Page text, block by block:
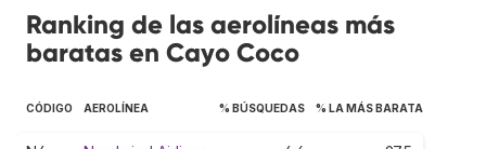
Ranking de las aerolíneas más
baratas en Cayo Coco
CÓDIGO AEROLÍNEA % BÚSQUEDAS % LA MÁS BARATA